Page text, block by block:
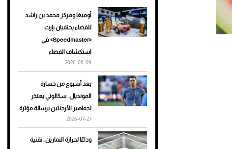
تمنحك فخامة استثنائية
لإطلالة جريئة وعصرية
أحذية Mary Jane: ترف وأناقة
أوميغا ومركز محمد بن راشد
للفضاء يحتفيان بإرث
«Speedmaster» في
استكشاف الفضاء
2026-08-09
بعد أسبوع من خسارة
المونديال.. سكالوني يعتذر
لجماهير الأرجنتين برسالة مؤثرة
2026-07-27
وداعًا لحرارة التمارين.. تقنية